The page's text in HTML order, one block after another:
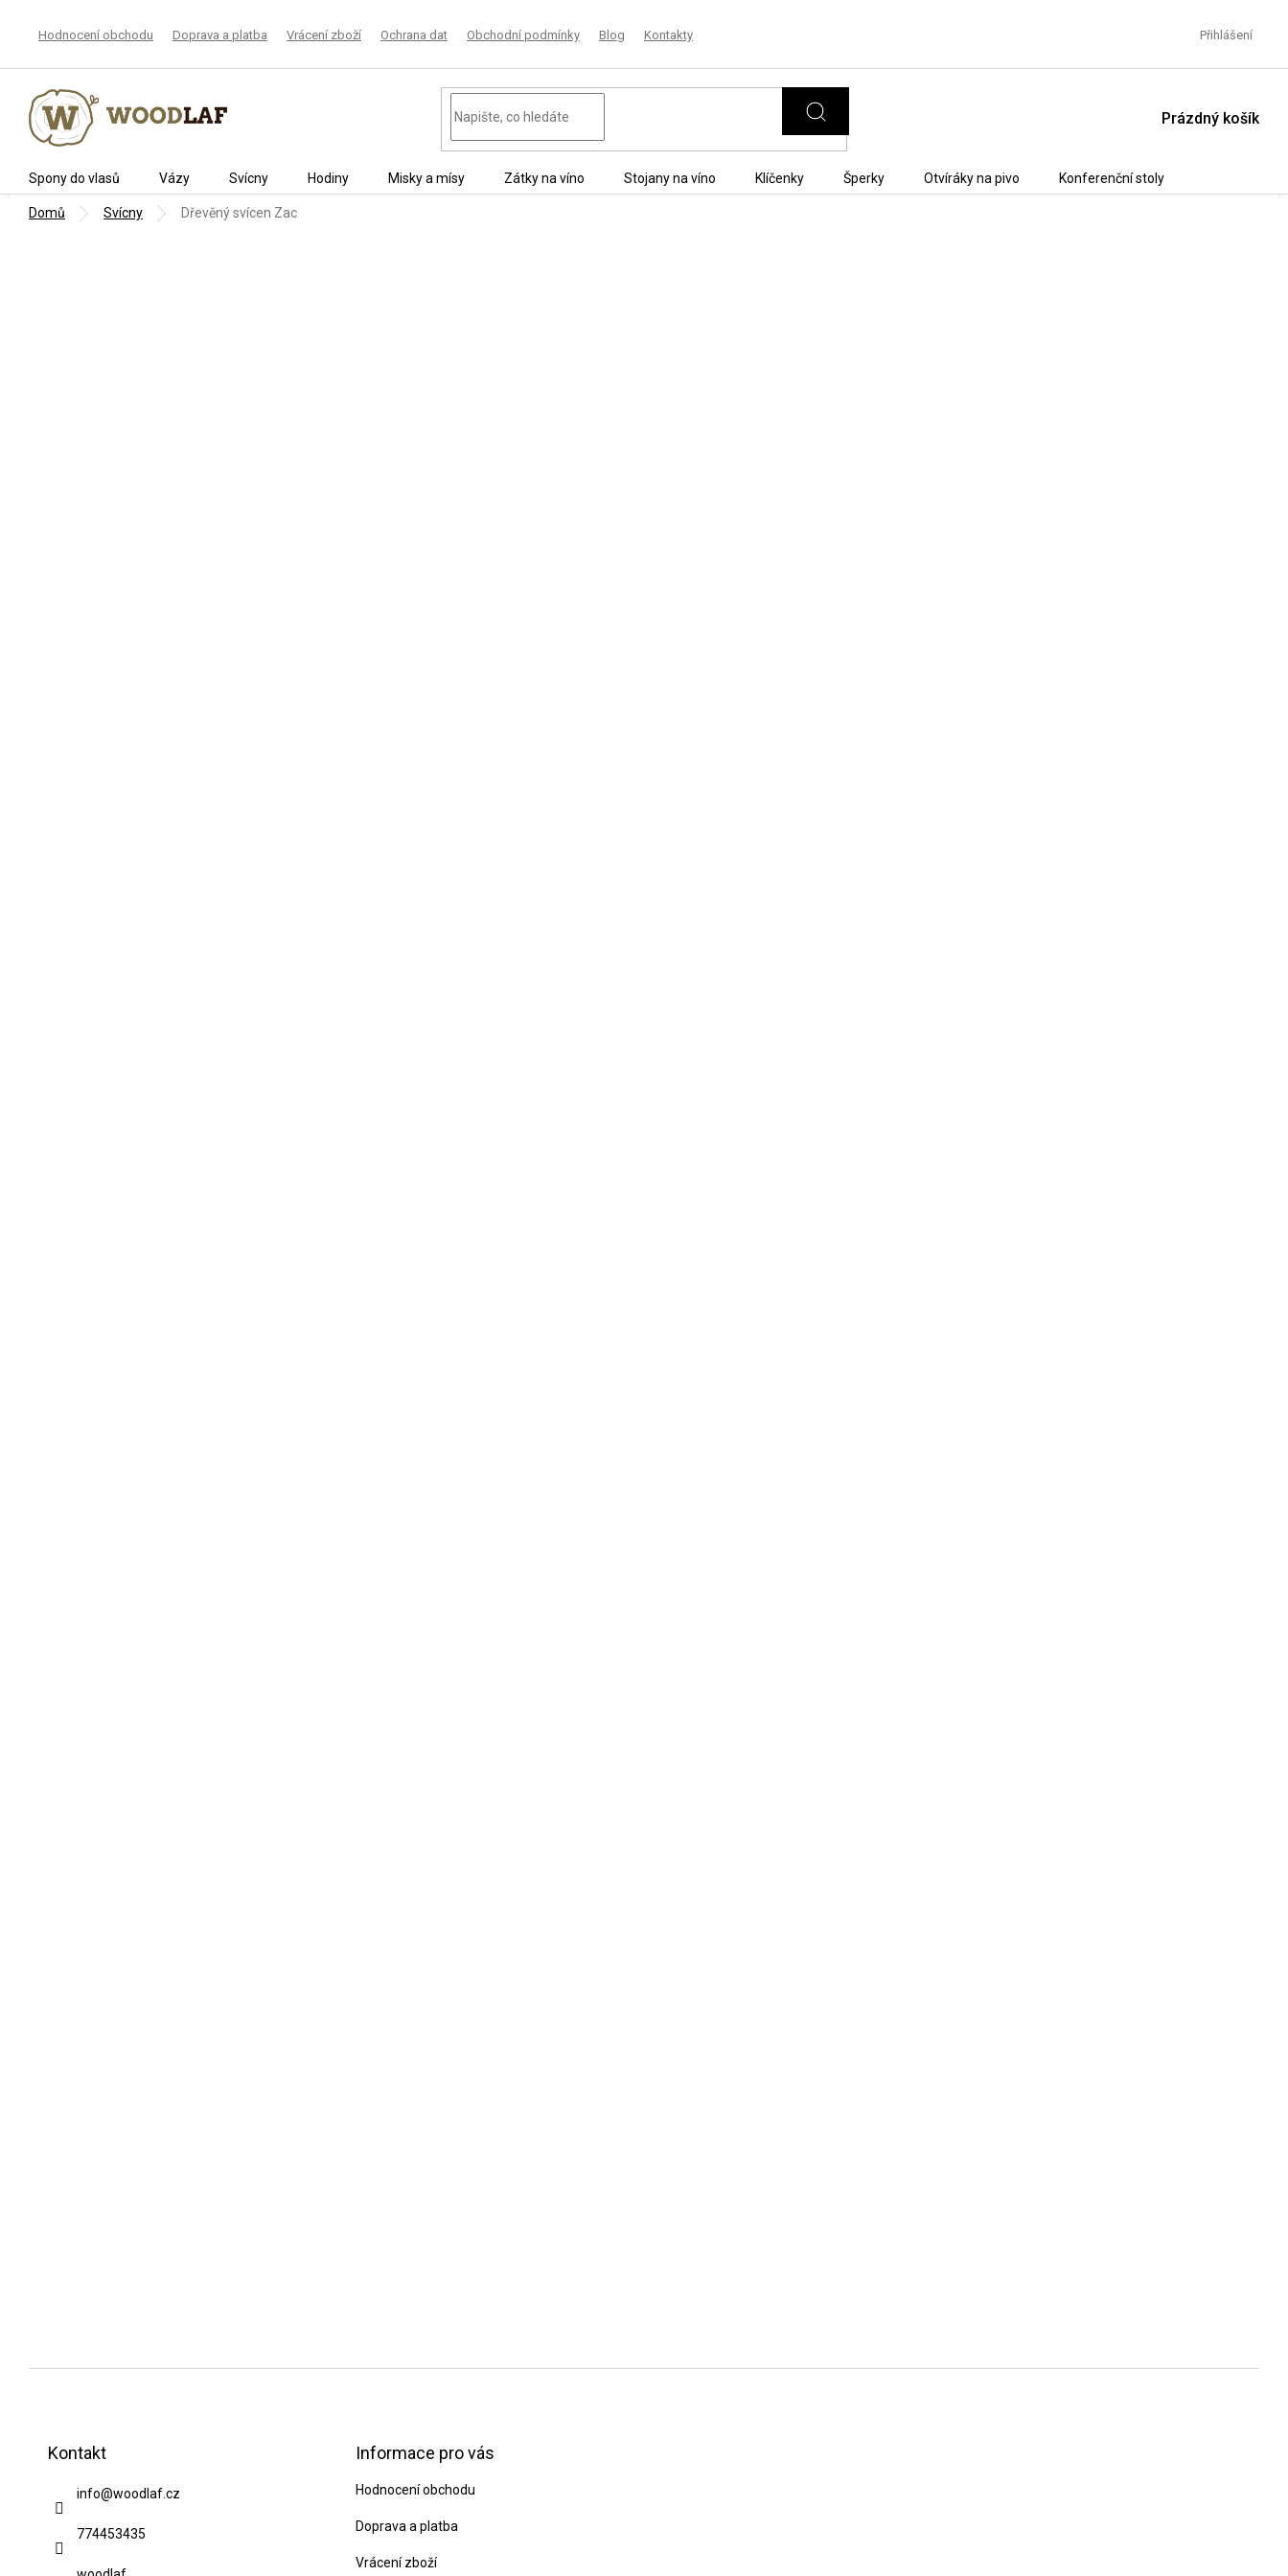
Hodnocení obchodu Doprava a platba Vrácení zboží Ochrana dat Obchodní podmínky Blog Kontakty Přihlášení
NÁKUPNÍ
Prázdný košík
Spony do vlasů Vázy Svícny Hodiny Misky a mísy Zátky na víno Stojany na víno Klíčenky Šperky Otvíráky na pivo Konferenční stoly
Domů Svícny Dřevěný svícen Zac
Kontakt
info@woodlaf.cz
774453435
Informace pro vás
Hodnocení obchodu
Doprava a platba
Vrácení zboží